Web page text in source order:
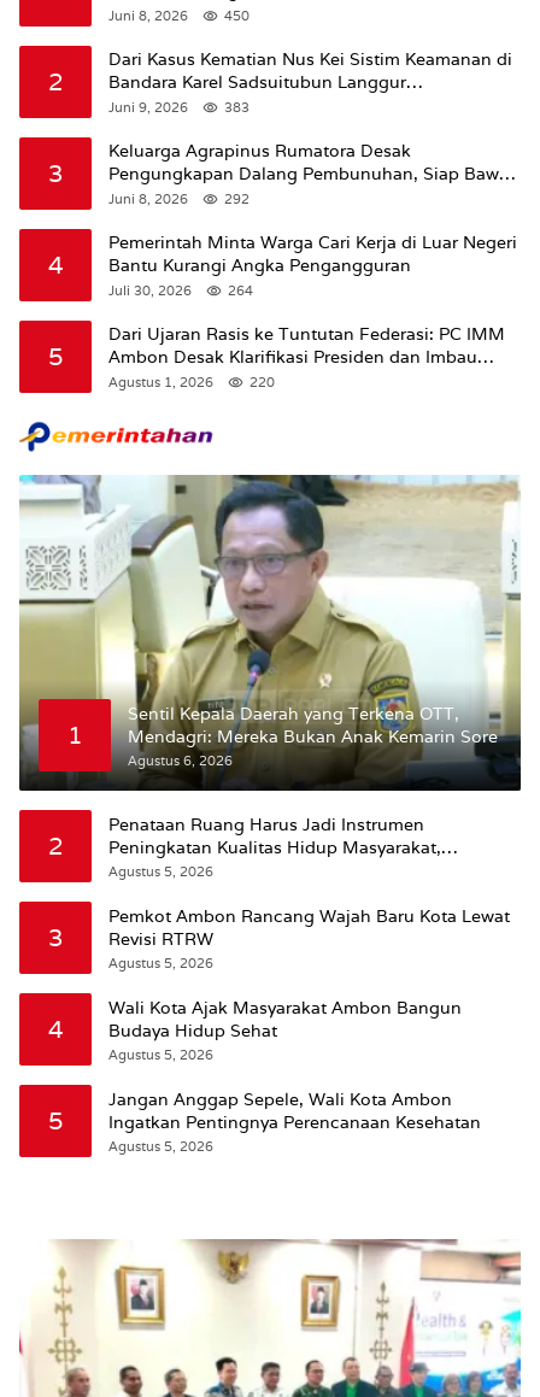
Juni 8, 2026 450
2
Dari Kasus Kematian Nus Kei Sistim Keamanan di
Bandara Karel Sadsuitubun Langgur
Dipertanyakan
Juni 9, 2026 383
3
Keluarga Agrapinus Rumatora Desak
Pengungkapan Dalang Pembunuhan, Siap Bawa
Kasus ke Komisi III DPR RI
Juni 8, 2026 292
4
Pemerintah Minta Warga Cari Kerja di Luar Negeri
Bantu Kurangi Angka Pengangguran
Juli 30, 2026 264
5
Dari Ujaran Rasis ke Tuntutan Federasi: PC IMM
Ambon Desak Klarifikasi Presiden dan Imbau
Tunda Pengibaran Bendera Merah Putih Di
Agustus 1, 2026 220
1
Sentil Kepala Daerah yang Terkena OTT,
Mendagri: Mereka Bukan Anak Kemarin Sore
Agustus 6, 2026
2
Penataan Ruang Harus Jadi Instrumen
Peningkatan Kualitas Hidup Masyarakat,
Wattimena: Revisi RT-RW Ditetapkan Pemkot
Agustus 5, 2026
3
Pemkot Ambon Rancang Wajah Baru Kota Lewat
Revisi RTRW
Agustus 5, 2026
4
Wali Kota Ajak Masyarakat Ambon Bangun
Budaya Hidup Sehat
Agustus 5, 2026
5
Jangan Anggap Sepele, Wali Kota Ambon
Ingatkan Pentingnya Perencanaan Kesehatan
Agustus 5, 2026